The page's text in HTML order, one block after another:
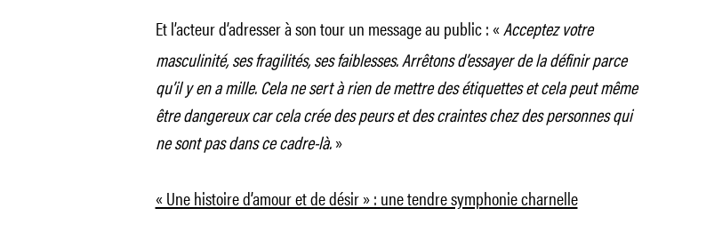
Et l’acteur d’adresser à son tour un message au public :«Acceptez votre
masculinité, ses fragilités, ses faiblesses. Arrêtons d’essayer de la définir parce
qu’il y en a mille. Cela ne sert à rien de mettre des étiquettes et cela peut même
être dangereux car cela crée des peurs et des craintes chez des personnes qui
ne sont pas dans ce cadre-là.»
« Une histoire d’amour et de désir » : une tendre symphonie charnelle